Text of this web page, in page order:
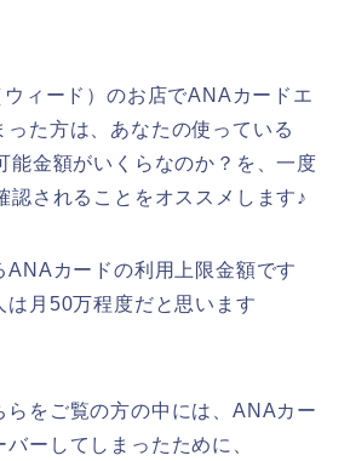
ィード）のお店でANAカードエ
った方は、あなたの使っている
能金額がいくらなのか？を、一度
認されることをオススメします♪
ANAカードの利用上限金額です
は月50万程度だと思います
らをご覧の方の中には、ANAカー
バーしてしまったために、